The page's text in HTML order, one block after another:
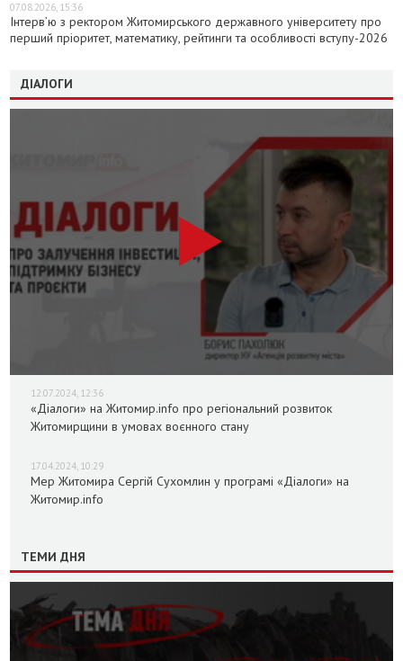
07.08.2026, 15:36
Інтерв’ю з ректором Житомирського державного університету про
перший пріоритет, математику, рейтинги та особливості вступу-2026
ДІАЛОГИ
12.07.2024, 12:36
«Діалоги» на Житомир.info про регіональний розвиток
Житомирщини в умовах воєнного стану
17.04.2024, 10:29
Мер Житомира Сергій Сухомлин у програмі «Діалоги» на
Житомир.info
ТЕМИ ДНЯ